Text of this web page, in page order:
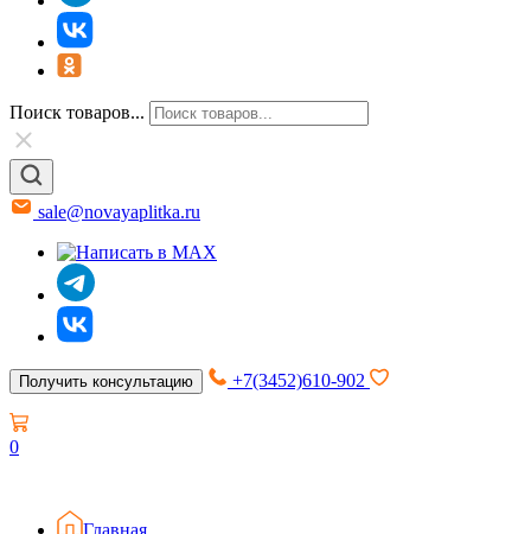
Поиск товаров...
sale@novayaplitka.ru
Получить консультацию +7(3452)610-902
0
Главная